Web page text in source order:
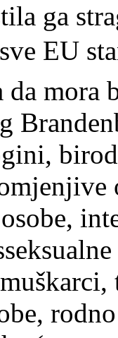
ga
EU
da mora